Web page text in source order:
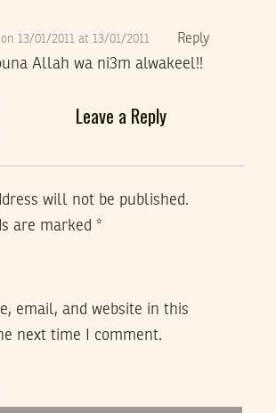
on 13/01/2011 at 13/01/2011 Reply
Allah wa ni3m alwakeel!!
Leave a Reply
will not be published.
are marked *
email, and website in this
next time I comment.